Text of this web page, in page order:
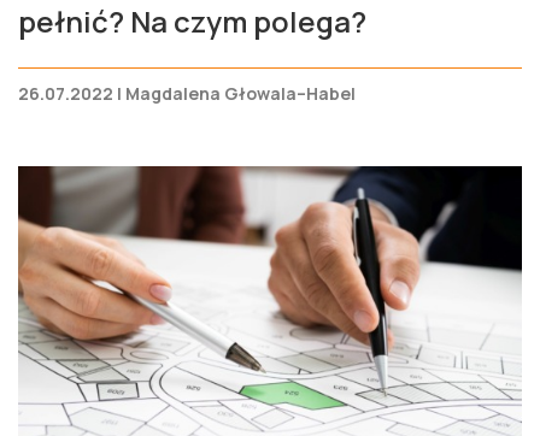
pełnić? Na czym polega?
26.07.2022 | Magdalena Głowala–Habel